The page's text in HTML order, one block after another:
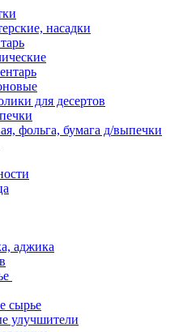
насадки
для десертов
фольга, бумага д/выпечки
аджика
сырье
улучшители